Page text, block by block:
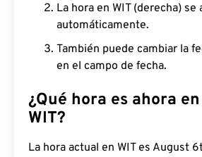
La hora en WIT (derecha) se
automáticamente.
También puede cambiar la
en el campo de fecha.
¿Qué hora es ahora
WIT?
La hora actual en WIT es August